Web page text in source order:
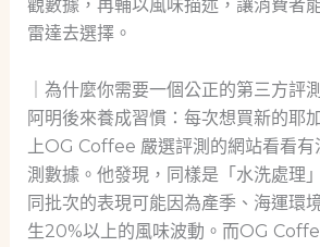
觀數據，再輔以風味描述，讓消費者
雷達去選擇。
｜為什麼你需要一個公正的第三方評
阿明後來養成習慣：每次想買新的耶
上OG Coffee 嚴選評測的網站看看
測數據。他發現，同樣是「水洗處理
同批次的表現可能因為產季、海運環
生20%以上的風味波動。而OG